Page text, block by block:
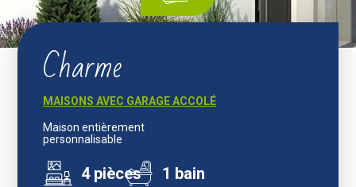
Charme
MAISONS AVEC GARAGE ACCOLÉ
Maison entièrement
personnalisable
4 pièces 1 bain